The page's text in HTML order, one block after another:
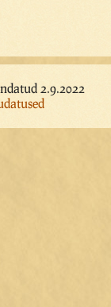
2.9.2022